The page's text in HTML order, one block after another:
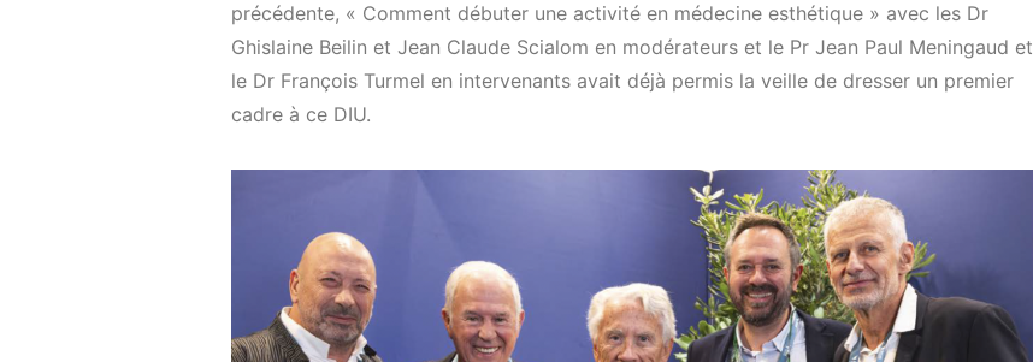
précédente, « Comment débuter une activité en médecine esthétique » avec les Dr
Ghislaine Beilin et Jean Claude Scialom en modérateurs et le Pr Jean Paul Meningaud et
le Dr François Turmel en intervenants avait déjà permis la veille de dresser un premier
cadre à ce DIU.